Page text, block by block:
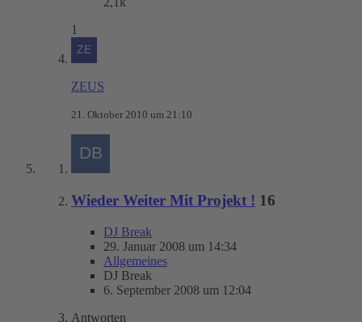
1
ZEUS
21. Oktober 2010 um 21:10
Wieder Weiter Mit Projekt ! 16
DJ Break
29. Januar 2008 um 14:34
Allgemeines
DJ Break
6. September 2008 um 12:04
Antworten